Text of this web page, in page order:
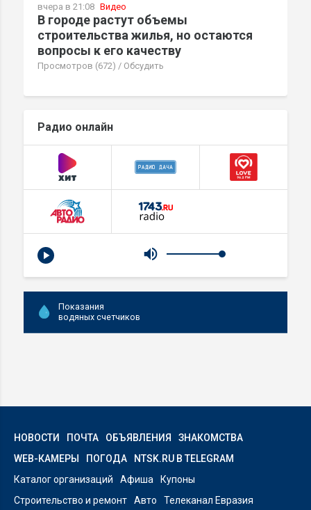
вчера в 21:08 Видео
В городе растут объемы
строительства жилья, но остаются
вопросы к его качеству
Просмотров (672) / Обсудить
Радио онлайн
Показания
водяных счетчиков
НОВОСТИ ПОЧТА ОБЪЯВЛЕНИЯ
ЗНАКОМСТВА
WEB-КАМЕРЫ
ПОГОДА
NTSK.RU В TELEGRAM
Каталог организаций
Афиша
Купоны
Строительство и ремонт
Авто Телеканал Евразия